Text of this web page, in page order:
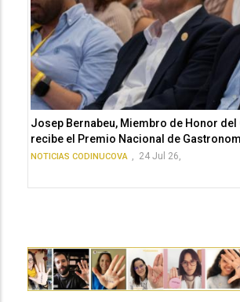
Josep Bernabeu, Miembro de Honor del
recibe el Premio Nacional de
NOTICIAS CODINUCOVA 24 Jul 26,